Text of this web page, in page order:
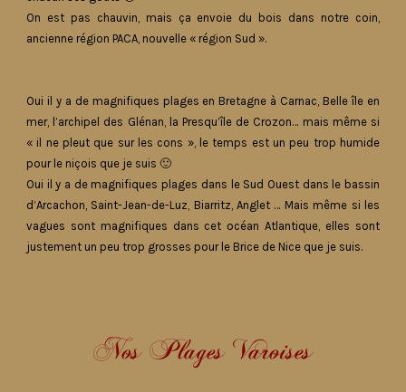
On est pas chauvin, mais ça envoie du bois dans notre coin,
ancienne région PACA, nouvelle « région Sud ».
Oui il y a de magnifiques plages en Bretagne à Carnac, Belle île en
mer, l’archipel des Glénan, la Presqu’île de Crozon… mais même si
« il ne pleut que sur les cons », le temps est un peu trop humide
pour le niçois que je suis 🙂
Oui il y a de magnifiques plages dans le Sud Ouest dans le bassin
d’Arcachon, Saint-Jean-de-Luz, Biarritz, Anglet … Mais même si les
vagues sont magnifiques dans cet océan Atlantique, elles sont
justement un peu trop grosses pour le Brice de Nice que je suis.
Nos Plages Varoises